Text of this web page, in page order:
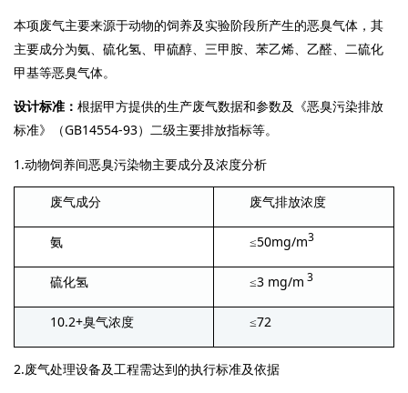
本项废气主要来源于动物的饲养及实验阶段所产生的恶臭气体，其
主要成分为氨、硫化氢、甲硫醇、三甲胺、苯乙烯、乙醛、二硫化
甲基等恶臭气体。
设计标准： 根据甲方提供的生产废气数据和参数及《恶臭污染排放
标准》（GB14554-93）二级主要排放指标等。
1.动物饲养间恶臭污染物主要成分及浓度分析
废气成分 废气排放浓度
氨 ≤50mg/m3
硫化氢 ≤3 mg/m 3
10.2+臭气浓度 ≤72
2. 废气处理设备及工程需达到的执行标准及依据